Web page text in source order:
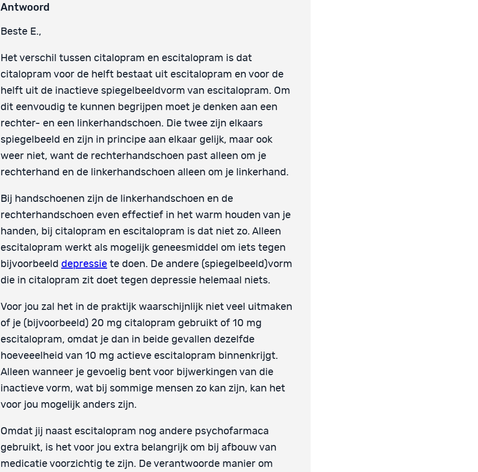
Antwoord
Beste E.,
Het verschil tussen citalopram en escitalopram is dat
citalopram voor de helft bestaat uit escitalopram en voor de
helft uit de inactieve spiegelbeeldvorm van escitalopram. Om
dit eenvoudig te kunnen begrijpen moet je denken aan een
rechter- en een linkerhandschoen. Die twee zijn elkaars
spiegelbeeld en zijn in principe aan elkaar gelijk, maar ook
weer niet, want de rechterhandschoen past alleen om je
rechterhand en de linkerhandschoen alleen om je linkerhand.
Bij handschoenen zijn de linkerhandschoen en de
rechterhandschoen even effectief in het warm houden van je
handen, bij citalopram en escitalopram is dat niet zo. Alleen
escitalopram werkt als mogelijk geneesmiddel om iets tegen
bijvoorbeeld depressie te doen. De andere (spiegelbeeld)vorm
die in citalopram zit doet tegen depressie helemaal niets.
Voor jou zal het in de praktijk waarschijnlijk niet veel uitmaken
of je (bijvoorbeeld) 20 mg citalopram gebruikt of 10 mg
escitalopram, omdat je dan in beide gevallen dezelfde
hoeveeelheid van 10 mg actieve escitalopram binnenkrijgt.
Alleen wanneer je gevoelig bent voor bijwerkingen van die
inactieve vorm, wat bij sommige mensen zo kan zijn, kan het
voor jou mogelijk anders zijn.
Omdat jij naast escitalopram nog andere psychofarmaca
gebruikt, is het voor jou extra belangrijk om bij afbouw van
medicatie voorzichtig te zijn. De verantwoorde manier om